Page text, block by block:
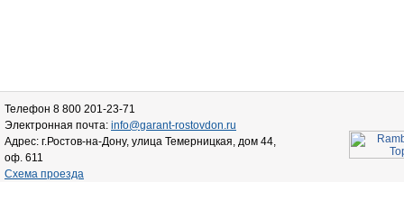
Телефон 8 800 201-23-71
Электронная почта: info@garant-rostovdon.ru
Адрес: г.Ростов-на-Дону, улица Темерницкая, дом 44,
оф. 611
Схема проезда